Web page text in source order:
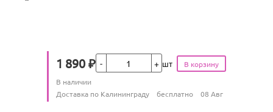
Цена
1 890 ₽Кол-во шт
Количество
В наличии
Условия доставки
Доставка по Калининграду бесплатно 08 Авг